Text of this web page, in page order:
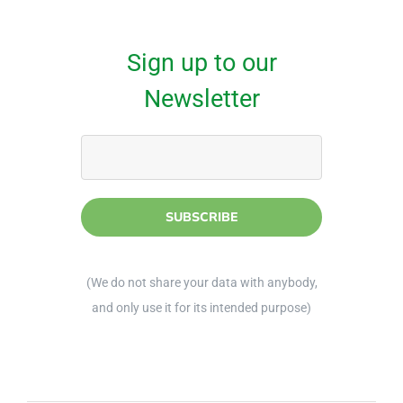
Sign up to our
Newsletter
(We do not share your data with anybody,
and only use it for its intended purpose)